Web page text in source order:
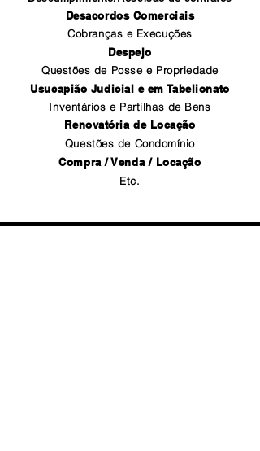
Desacordos Comerciais
Cobranças e Execuções
Despejo
Questões de Posse e Propriedade
Usucapião Judicial e em Tabelionato
Inventários e Partilhas de Bens
Renovatória de Locação
Questões de Condomínio
Compra / Venda / Locação
Etc.